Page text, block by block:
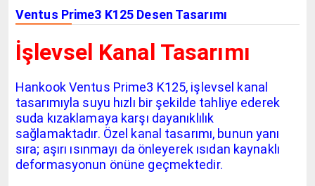
Ventus Prime3 K125 Desen Tasarımı
İşlevsel Kanal Tasarımı
Hankook Ventus Prime3 K125, işlevsel kanal
tasarımıyla suyu hızlı bir şekilde tahliye ederek
suda kızaklamaya karşı dayanıklılık
sağlamaktadır. Özel kanal tasarımı, bunun yanı
sıra; aşırı ısınmayı da önleyerek ısıdan kaynaklı
deformasyonun önüne geçmektedir.